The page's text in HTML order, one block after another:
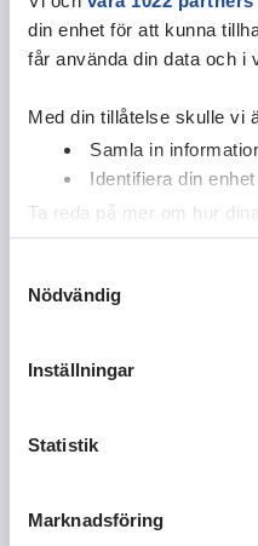
din enhet för att kunna
får använda din data och i
Med din tillåtelse skulle vi
Samla in
Identifiera din
Ta reda på mer om hur
cookie-förklaringen.
Vi använder
Nödvändig
Inställningar
Statistik
Marknadsföring